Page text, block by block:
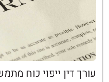
עורך דין ייפוי כוח